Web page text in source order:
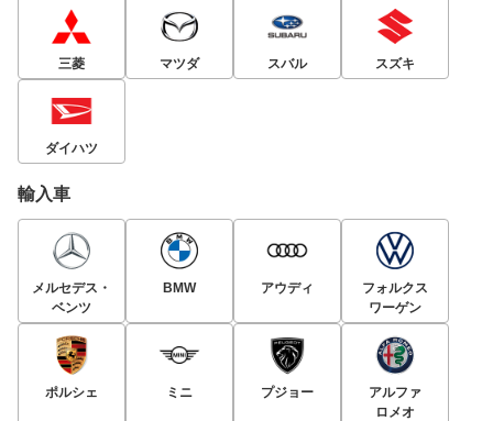
三菱 マツダ スバル スズキ
ダイハツ
輸入車
メルセデス・
ベンツ
BMW アウディ
フォルクス
ワーゲン
ポルシェ ミニ プジョー
アルファ
ロメオ